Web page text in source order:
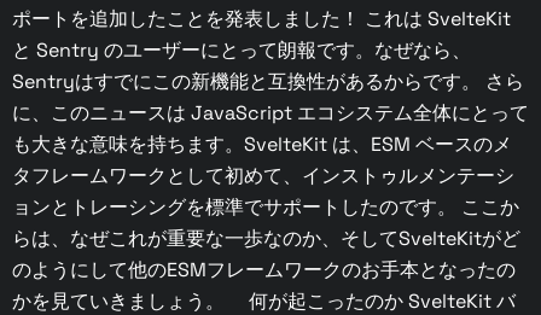
ポートを追加したことを発表しました！ これは SvelteKit
と Sentry のユーザーにとって朗報です。なぜなら、
Sentryはすでにこの新機能と互換性があるからです。 さら
に、このニュースは JavaScript エコシステム全体にとって
も大きな意味を持ちます。SvelteKit は、ESM ベースのメ
タフレームワークとして初めて、インストゥルメンテーシ
ョンとトレーシングを標準でサポートしたのです。 ここか
らは、なぜこれが重要な一歩なのか、そしてSvelteKitがど
のようにして他のESMフレームワークのお手本となったの
かを見ていきましょう。 何が起こったのか SvelteKit バ